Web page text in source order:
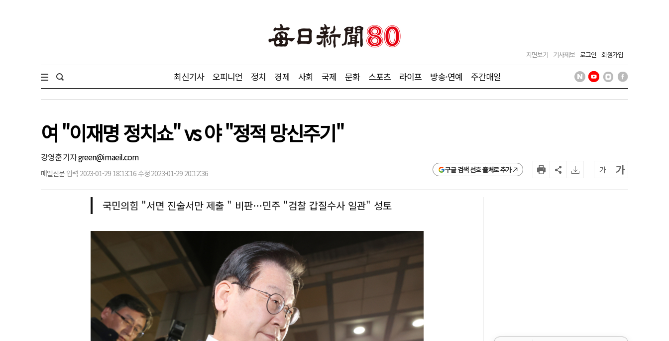
지면보기 기사제보 로그인 회원가입
최신기사 오피니언 정치 경제 사회 국제 문화 스포츠 라이프 방송·연예 주간매일
여 "이재명 정치쇼" vs 야 "정적 망신주기"
강영훈 기자green@imaeil.com
매일신문 입력 2023-01-29 18:13:16 수정 2023-01-29 20:12:36 구글 검색 선호 출처로 추가 가 가
국민의힘 "서면 진술서만 제출 " 비판…민주 "검찰 갑질수사 일관" 성토